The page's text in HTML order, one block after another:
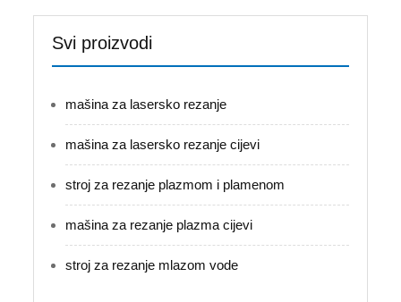
Svi proizvodi
mašina za lasersko rezanje
mašina za lasersko rezanje cijevi
stroj za rezanje plazmom i plamenom
mašina za rezanje plazma cijevi
stroj za rezanje mlazom vode